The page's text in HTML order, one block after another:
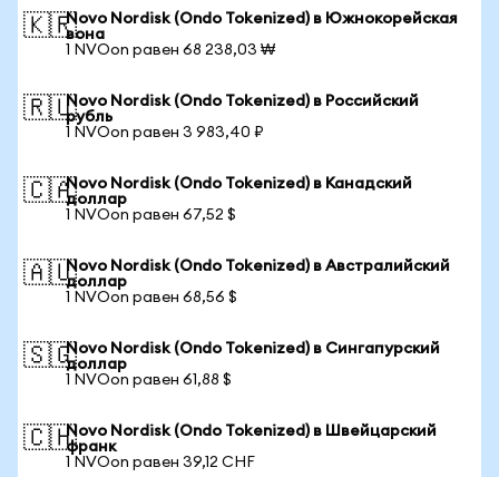
🇰🇷Novo Nordisk (Ondo Tokenized) в Южнокорейская
вона
1 NVOon равен 68 238,03 ₩
🇷🇺Novo Nordisk (Ondo Tokenized) в Российский
рубль
1 NVOon равен 3 983,40 ₽
🇨🇦Novo Nordisk (Ondo Tokenized) в Канадский
доллар
1 NVOon равен 67,52 $
🇦🇺Novo Nordisk (Ondo Tokenized) в Австралийский
доллар
1 NVOon равен 68,56 $
🇸🇬Novo Nordisk (Ondo Tokenized) в Сингапурский
доллар
1 NVOon равен 61,88 $
🇨🇭Novo Nordisk (Ondo Tokenized) в Швейцарский
франк
1 NVOon равен 39,12 CHF